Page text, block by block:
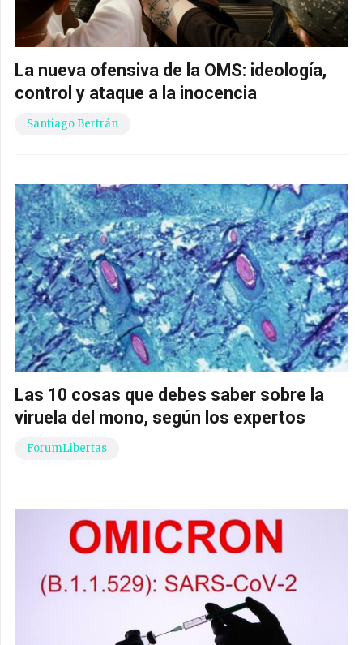
La nueva ofensiva de la OMS: ideología,
control y ataque a la inocencia
Santiago Bertrán
Las 10 cosas que debes saber sobre la
viruela del mono, según los expertos
ForumLibertas